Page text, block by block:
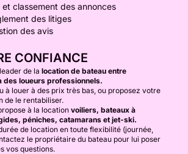
classement des annonces
des litiges
des avis
CONFIANCE
de la location de bateau entre
des loueurs professionnels.
à louer à des prix très bas, ou proposez votre
de le rentabiliser.
à la location voiliers, bateaux à
péniches, catamarans et jet-ski.
de location en toute flexibilité (journée,
le propriétaire du bateau pour lui poser
vos questions.